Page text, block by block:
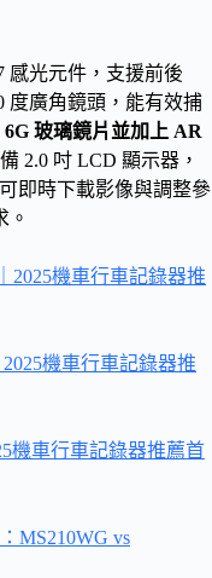
感光元件，支援前後
度廣角鏡頭，能有效捕
玻璃鏡片並加上 AR
2.0 吋 LCD 顯示器，
即時下載影像與調整參
。
2025機車行車記錄器推
2025機車行車記錄器推
機車行車記錄器推薦首
MS210WG vs